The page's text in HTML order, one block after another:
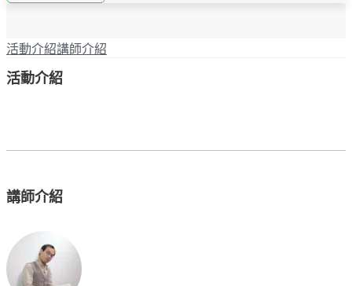
活動介紹講師介紹
活動介紹
講師介紹